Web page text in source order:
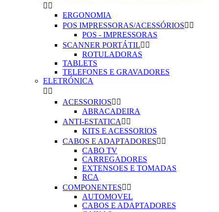
 
ERGONOMIA
POS IMPRESSORAS/ACESSÓRIOS 
POS - IMPRESSORAS
SCANNER PORTÁTIL 
ROTULADORAS
TABLETS
TELEFONES E GRAVADORES
ELETRÓNICA
 
ACESSORIOS 
ABRACADEIRA
ANTI-ESTATICA  
KITS E ACESSORIOS
CABOS E ADAPTADORES 
CABO TV
CARREGADORES
EXTENSOES E TOMADAS
RCA
COMPONENTES 
AUTOMOVEL
CABOS E ADAPTADORES